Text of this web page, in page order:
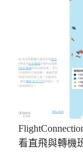
看直飛與轉機